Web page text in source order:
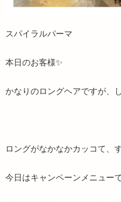
スパイラルパーマ
本日のお客様✨
かなりのロングヘアですが、
ロングがなかなかカッコて、
今日はキャンペーンメニュー